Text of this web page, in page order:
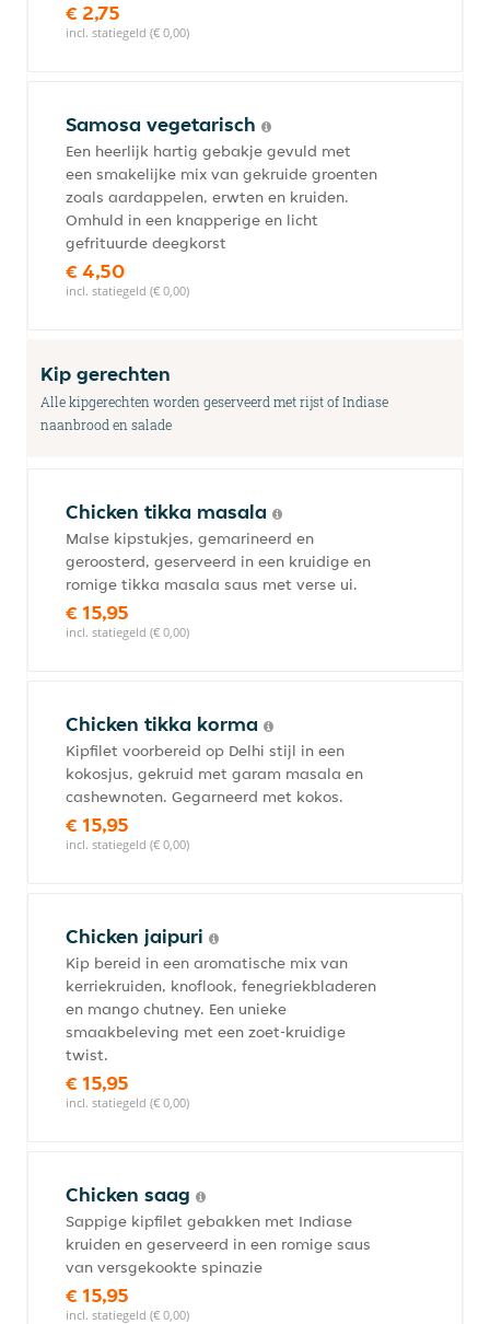
€ 2,75
incl. statiegeld (€ 0,00)
Samosa vegetarisch
Een heerlijk hartig gebakje gevuld met
een smakelijke mix van gekruide groenten
zoals aardappelen, erwten en kruiden.
Omhuld in een knapperige en licht
gefrituurde deegkorst
€ 4,50
incl. statiegeld (€ 0,00)
Kip gerechten
Alle kipgerechten worden geserveerd met rijst of Indiase
naanbrood en salade
Chicken tikka masala
Malse kipstukjes, gemarineerd en
geroosterd, geserveerd in een kruidige en
romige tikka masala saus met verse ui.
€ 15,95
incl. statiegeld (€ 0,00)
Chicken tikka korma
Kipfilet voorbereid op Delhi stijl in een
kokosjus, gekruid met garam masala en
cashewnoten. Gegarneerd met kokos.
€ 15,95
incl. statiegeld (€ 0,00)
Chicken jaipuri
Kip bereid in een aromatische mix van
kerriekruiden, knoflook, fenegriekbladeren
en mango chutney. Een unieke
smaakbeleving met een zoet-kruidige
twist.
€ 15,95
incl. statiegeld (€ 0,00)
Chicken saag
Sappige kipfilet gebakken met Indiase
kruiden en geserveerd in een romige saus
van versgekookte spinazie
€ 15,95
incl. statiegeld (€ 0,00)